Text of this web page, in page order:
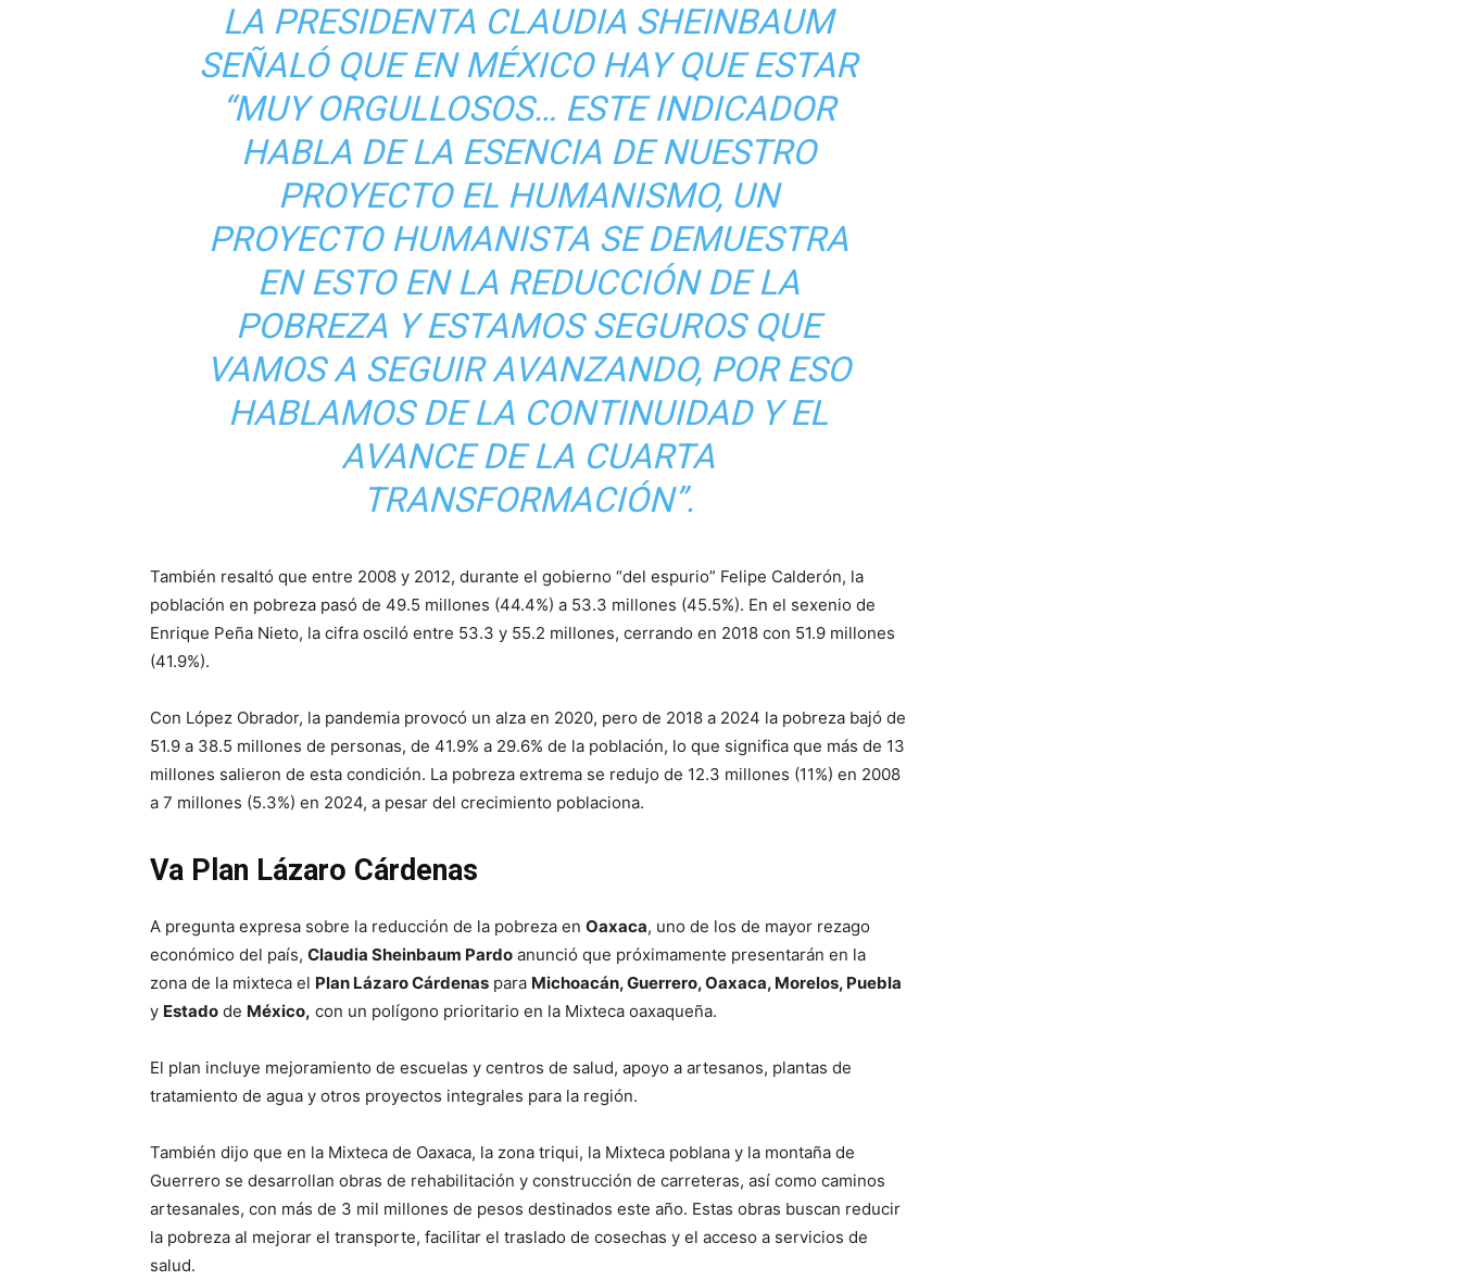
LA PRESIDENTA CLAUDIA SHEINBAUM
SEÑALÓ QUE EN MÉXICO HAY QUE ESTAR
“MUY ORGULLOSOS… ESTE INDICADOR
HABLA DE LA ESENCIA DE NUESTRO
PROYECTO EL HUMANISMO, UN
PROYECTO HUMANISTA SE DEMUESTRA
EN ESTO EN LA REDUCCIÓN DE LA
POBREZA Y ESTAMOS SEGUROS QUE
VAMOS A SEGUIR AVANZANDO, POR ESO
HABLAMOS DE LA CONTINUIDAD Y EL
AVANCE DE LA CUARTA
TRANSFORMACIÓN”.
También resaltó que entre 2008 y 2012, durante el gobierno “del espurio” Felipe Calderón, la
población en pobreza pasó de 49.5 millones (44.4%) a 53.3 millones (45.5%). En el sexenio de
Enrique Peña Nieto, la cifra osciló entre 53.3 y 55.2 millones, cerrando en 2018 con 51.9 millones
(41.9%).
Con López Obrador, la pandemia provocó un alza en 2020, pero de 2018 a 2024 la pobreza bajó de
51.9 a 38.5 millones de personas, de 41.9% a 29.6% de la población, lo que significa que más de 13
millones salieron de esta condición. La pobreza extrema se redujo de 12.3 millones (11%) en 2008
a 7 millones (5.3%) en 2024, a pesar del crecimiento poblaciona.
Va Plan Lázaro Cárdenas
A pregunta expresa sobre la reducción de la pobreza en Oaxaca, uno de los de mayor rezago
económico del país, Claudia Sheinbaum Pardo anunció que próximamente presentarán en la
zona de la mixteca el Plan Lázaro Cárdenas para Michoacán, Guerrero, Oaxaca, Morelos, Puebla
y Estado de México, con un polígono prioritario en la Mixteca oaxaqueña.
El plan incluye mejoramiento de escuelas y centros de salud, apoyo a artesanos, plantas de
tratamiento de agua y otros proyectos integrales para la región.
También dijo que en la Mixteca de Oaxaca, la zona triqui, la Mixteca poblana y la montaña de
Guerrero se desarrollan obras de rehabilitación y construcción de carreteras, así como caminos
artesanales, con más de 3 mil millones de pesos destinados este año. Estas obras buscan reducir
la pobreza al mejorar el transporte, facilitar el traslado de cosechas y el acceso a servicios de
salud.